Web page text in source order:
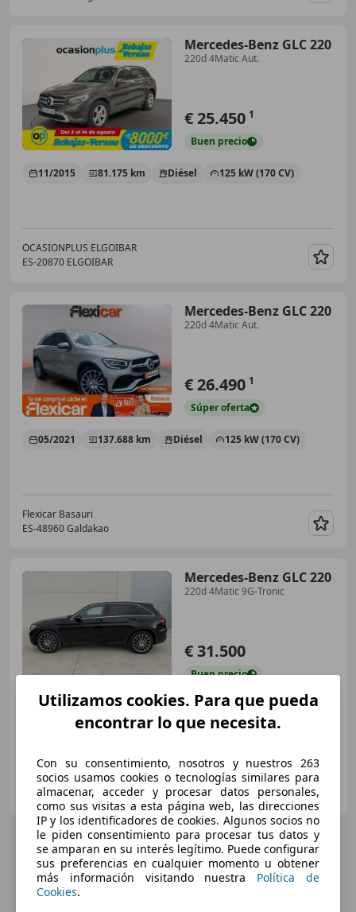
Mercedes-Benz GLC 220
220d 4Matic Aut.
€ 25.450 1
Buen precio
11/2015 81.175 km Diésel 125 kW (170 CV)
OCASIONPLUS ELGOIBAR
ES-20870 ELGOIBAR
Mercedes-Benz GLC 220
220d 4Matic Aut.
€ 26.490 1
Súperoferta
05/2021 137.688 km Diésel 125 kW (170 CV)
Flexicar Basauri
ES-48960 Galdakao
Mercedes-Benz GLC 220
220d 4Matic 9G-Tronic
€ 31.500
Buenprecio
03/2021 162.000 km Diésel 143 kW (194 CV)
Particular
ES-31580 Lodosa
Utilizamos cookies. Para que pueda
encontrar lo que necesita.
Con su consentimiento, nosotros y nuestros 263
socios usamos cookies o tecnologías similares para
almacenar, acceder y procesar datos personales,
como sus visitas a esta página web, las direcciones
IP y los identificadores de cookies. Algunos socios no
le piden consentimiento para procesar tus datos y
se amparan en su interés legítimo. Puede configurar
sus preferencias en cualquier momento u obtener
más información visitando nuestra Política de
Cookies.